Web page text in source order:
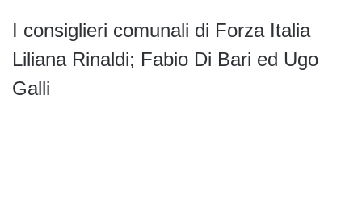
I consiglieri comunali di Forza Italia
Liliana Rinaldi; Fabio Di Bari ed Ugo
Galli